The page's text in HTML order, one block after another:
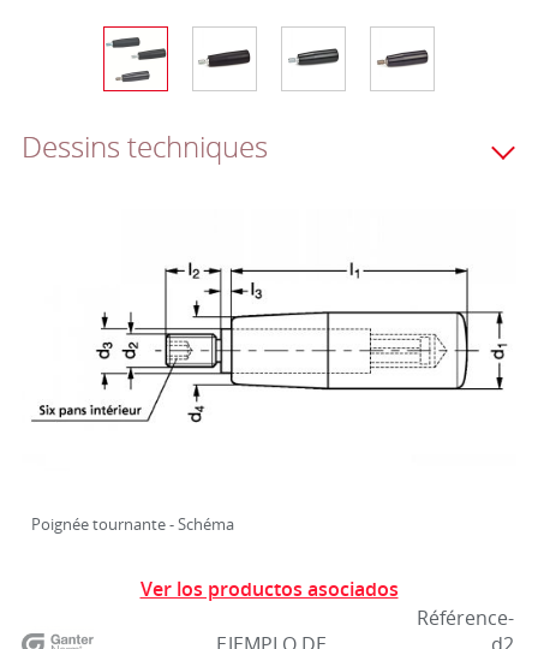
Dessins techniques
Poignée tournante - Schéma
Ver los productos asociados
Référence-